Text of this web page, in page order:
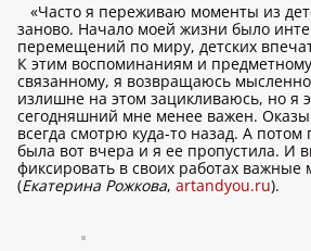
«Часто я переживаю моменты из
заново. Начало моей жизни было
перемещений по миру, детских
К этим воспоминаниям и
связанному, я возвращаюсь
излишне на этом зацикливаюсь, но я
сегодняшний мне менее важен.
всегда смотрю куда-то назад. А
была вот вчера и я ее пропустила. И
фиксировать в своих работах
(Екатерина Рожкова, artandyou.ru).